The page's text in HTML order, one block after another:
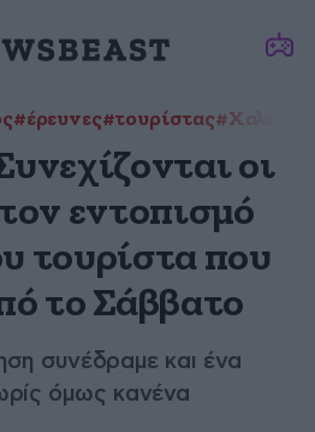
#έρευνες#τουρίστας
οι
εντοπισμό
τουρίστα που
το Σάββατο
συνέδραμε και ένα
όμως κανένα